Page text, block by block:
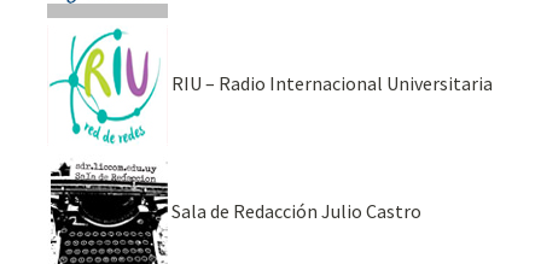
RIU – Radio Internacional Universitaria
Sala de Redacción Julio Castro